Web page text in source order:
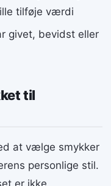
tilføje værdi
givet, bevidst eller
til
at vælge smykker
personlige stil.